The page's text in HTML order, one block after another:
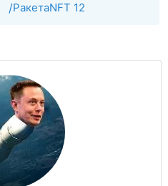
/РакетаNFT 12